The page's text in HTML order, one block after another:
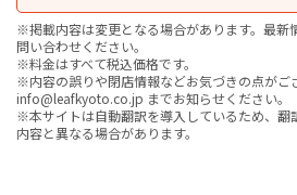
※掲載内容は変更となる場合があります。最新
問い合わせください。
※料金はすべて税込価格です。
※内容の誤りや閉店情報などお気づきの点がご
info@leafkyoto.co.jp までお知らせください。
※本サイトは自動翻訳を導入しているため、翻
内容と異なる場合があります。